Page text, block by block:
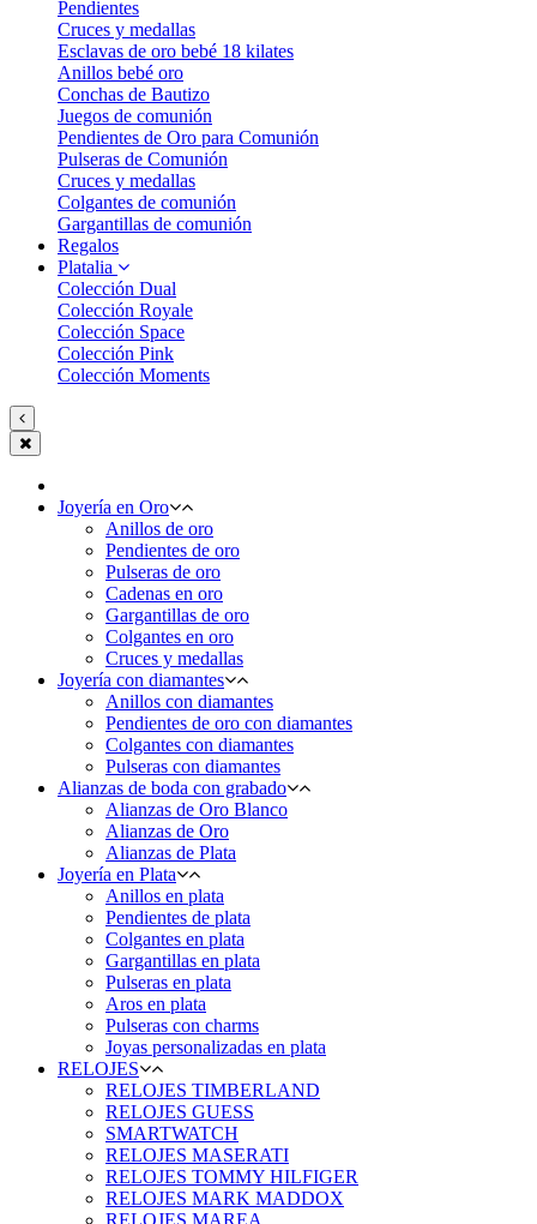
Pendientes
Cruces y medallas
Esclavas de oro bebé 18 kilates
Anillos bebé oro
Conchas de Bautizo
Juegos de comunión
Pendientes de Oro para Comunión
Pulseras de Comunión
Cruces y medallas
Colgantes de comunión
Gargantillas de comunión
Regalos
Platalia
Colección Dual
Colección Royale
Colección Space
Colección Pink
Colección Moments
Joyería en Oro
Anillos de oro
Pendientes de oro
Pulseras de oro
Cadenas en oro
Gargantillas de oro
Colgantes en oro
Cruces y medallas
Joyería con diamantes
Anillos con diamantes
Pendientes de oro con diamantes
Colgantes con diamantes
Pulseras con diamantes
Alianzas de boda con grabado
Alianzas de Oro Blanco
Alianzas de Oro
Alianzas de Plata
Joyería en Plata
Anillos en plata
Pendientes de plata
Colgantes en plata
Gargantillas en plata
Pulseras en plata
Aros en plata
Pulseras con charms
Joyas personalizadas en plata
RELOJES
RELOJES TIMBERLAND
RELOJES GUESS
SMARTWATCH
RELOJES MASERATI
RELOJES TOMMY HILFIGER
RELOJES MARK MADDOX
RELOJES MAREA